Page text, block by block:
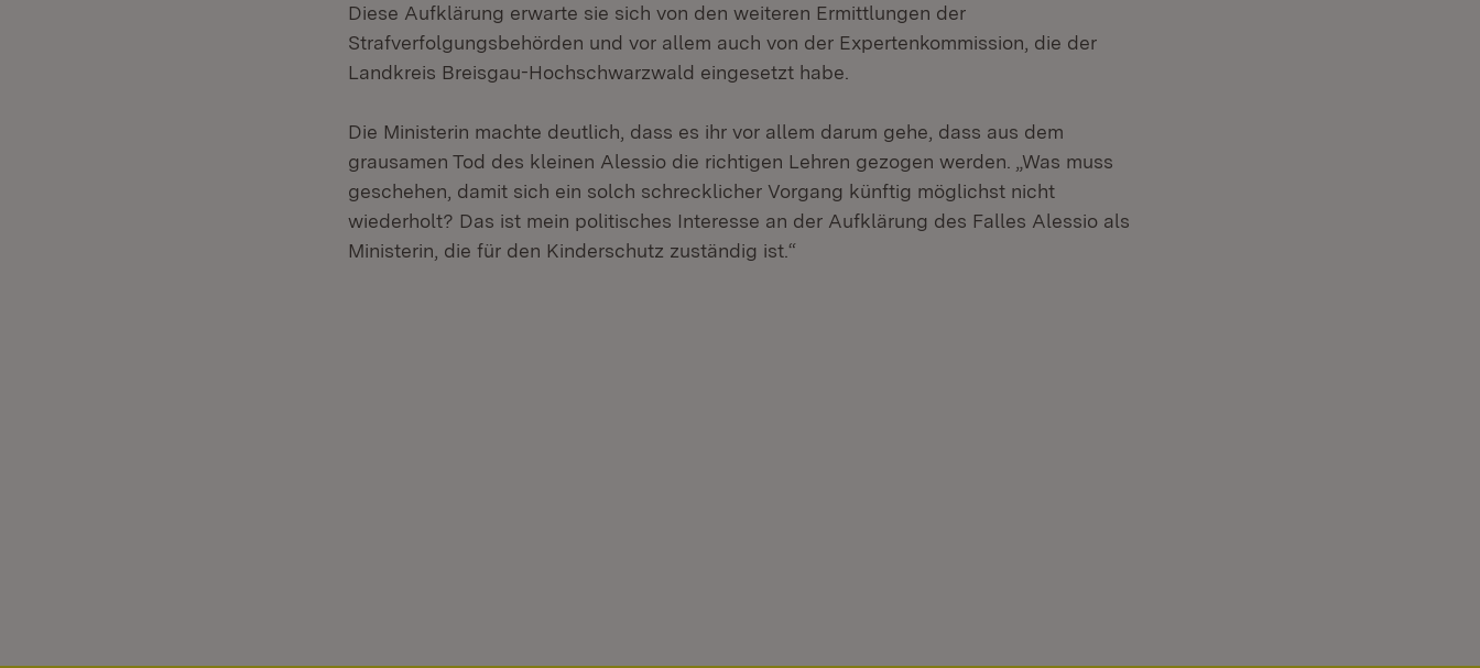
Diese Aufklärung erwarte sie sich von den weiteren Ermittlungen der
Strafverfolgungsbehörden und vor allem auch von der Expertenkommission, die der
Landkreis Breisgau-Hochschwarzwald eingesetzt habe.
Die Ministerin machte deutlich, dass es ihr vor allem darum gehe, dass aus dem
grausamen Tod des kleinen Alessio die richtigen Lehren gezogen werden. „Was muss
geschehen, damit sich ein solch schrecklicher Vorgang künftig möglichst nicht
wiederholt? Das ist mein politisches Interesse an der Aufklärung des Falles Alessio als
Ministerin, die für den Kinderschutz zuständig ist.“